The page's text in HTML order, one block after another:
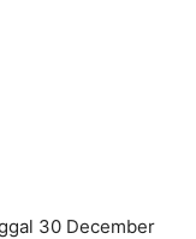
30 December